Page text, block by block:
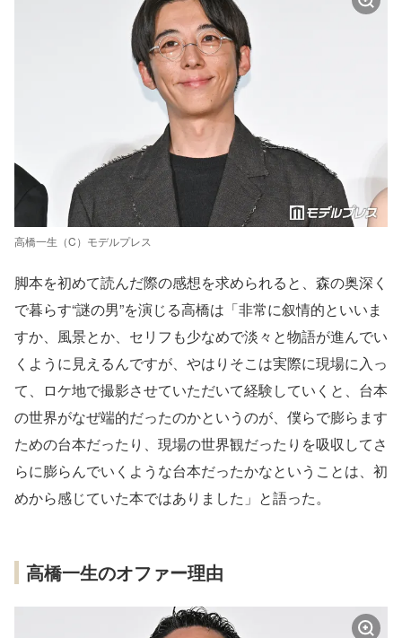
高橋一生（C）モデルプレス
脚本を初めて読んだ際の感想を求められると、森の奥深く
で暮らす“謎の男”を演じる高橋は「非常に叙情的といいま
すか、風景とか、セリフも少なめで淡々と物語が進んでい
くように見えるんですが、やはりそこは実際に現場に入っ
て、ロケ地で撮影させていただいて経験していくと、台本
の世界がなぜ端的だったのかというのが、僕らで膨らます
ための台本だったり、現場の世界観だったりを吸収してさ
らに膨らんでいくような台本だったかなということは、初
めから感じていた本ではありました」と語った。
高橋一生のオファー理由